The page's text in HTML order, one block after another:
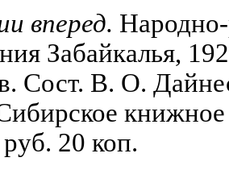
вперед.
Забайкалья,
Сост. В. О.
20 коп.